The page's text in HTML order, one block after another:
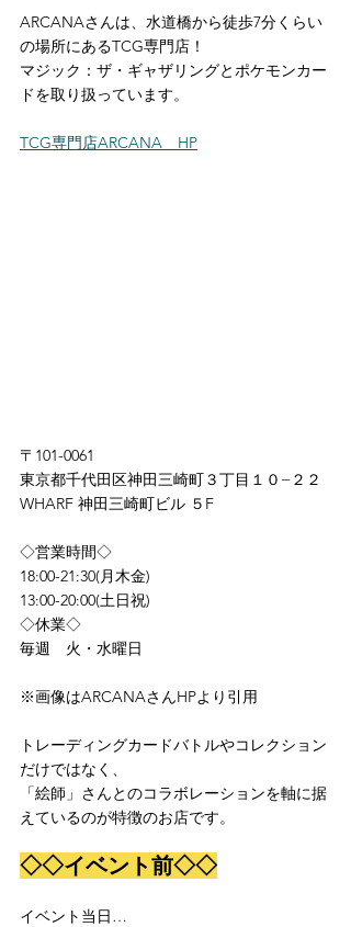
ARCANAさんは、水道橋から徒歩7分くらい
の場所にあるTCG専門店！
マジック：ザ・ギャザリングとポケモンカー
ドを取り扱っています。
TCG専門店ARCANA　HP
〒101-0061
東京都千代田区神田三崎町３丁目１０−２２
WHARF 神田三崎町ビル ５F
◇営業時間◇
18:00-21:30(月木金)
13:00-20:00(土日祝)
◇休業◇
毎週　火・水曜日
※画像はARCANAさんHPより引用
トレーディングカードバトルやコレクション
だけではなく、
「絵師」さんとのコラボレーションを軸に据
えているのが特徴のお店です。
◇◇イベント前◇◇
イベント当日…